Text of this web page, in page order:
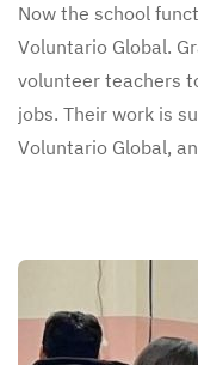
Now the school
Voluntario Global.
volunteer teachers
jobs. Their work is
Voluntario Global,